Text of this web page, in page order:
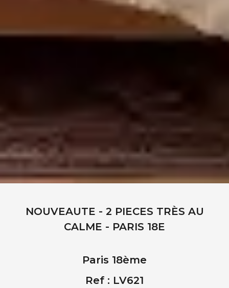
NOUVEAUTE - 2 PIECES TRÈS AU
CALME - PARIS 18E
Paris 18ème
Ref : LV621